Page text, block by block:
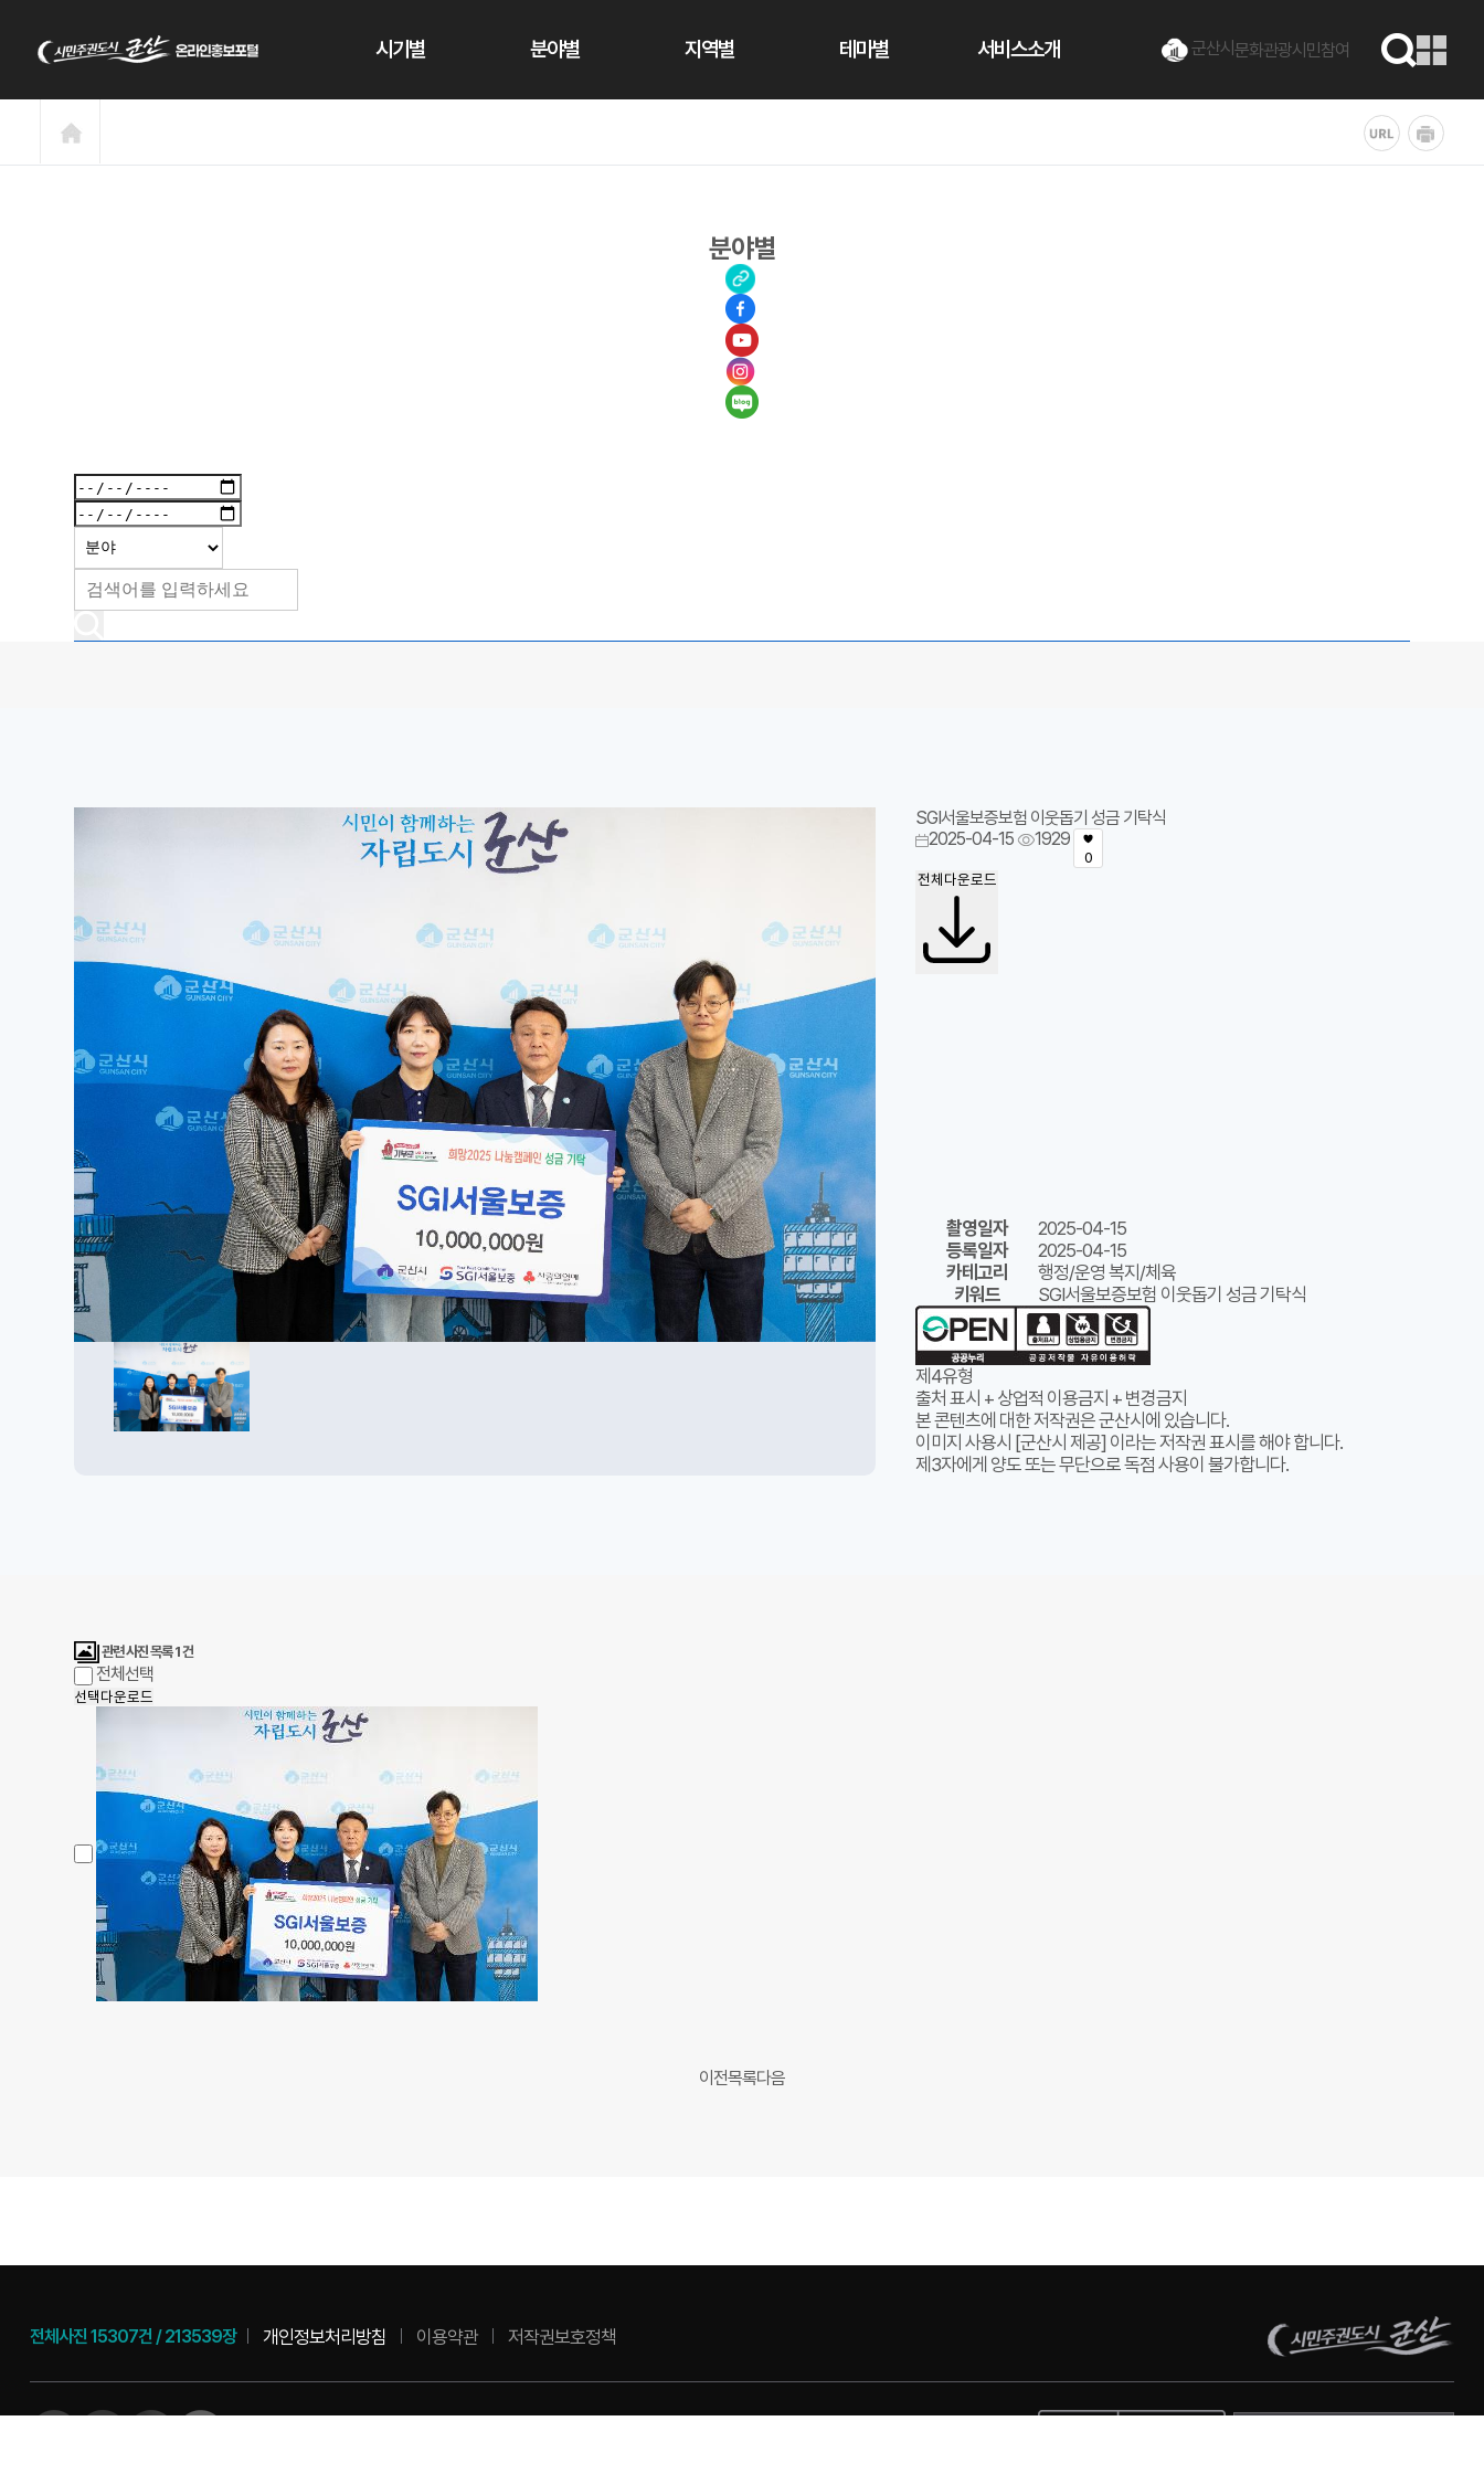
시기별 분야별 지역별 테마별 서비스소개 군산시문화관광시민참여
분야별
SGI서울보증보험 이웃돕기 성금 기탁식
2025-04-15
1929
0
전체다운로드
촬영일자
2025-04-15
등록일자
2025-04-15
카테고리
행정/운영 복지/체육
키워드
SGI서울보증보험 이웃돕기 성금 기탁식
제4유형
출처 표시 + 상업적 이용금지 + 변경금지
본 콘텐츠에 대한 저작권은 군산시에 있습니다.
이미지 사용시 [군산시 제공] 이라는 저작권 표시를 해야 합니다.
제3자에게 양도 또는 무단으로 독점 사용이 불가합니다.
관련 사진 목록1건
전체선택
선택다운로드
이전목록다음
전체사진15307건 /213539장 개인정보처리방침 이용약관 저작권보호정책